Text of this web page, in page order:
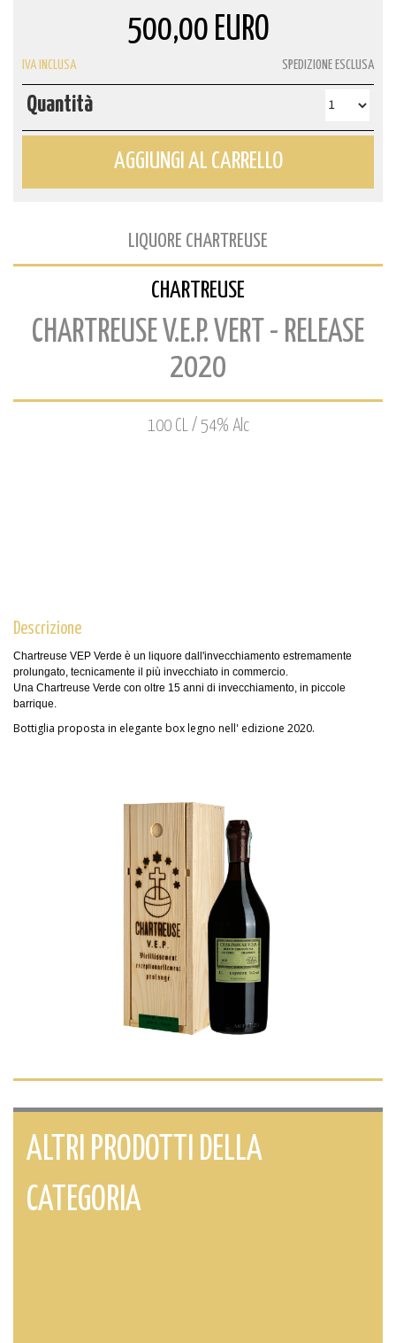
500,00 EURO
IVA INCLUSA SPEDIZIONE ESCLUSA
Quantità
AGGIUNGI AL CARRELLO
LIQUORE CHARTREUSE
CHARTREUSE
CHARTREUSE V.E.P. VERT - RELEASE
2020
100 CL / 54% Alc
Descrizione
Chartreuse VEP Verde è un liquore dall'invecchiamento estremamente
prolungato, tecnicamente il più invecchiato in commercio.
Una Chartreuse Verde con oltre 15 anni di invecchiamento, in piccole
barrique.
Bottiglia proposta in elegante box legno nell' edizione 2020.
ALTRI PRODOTTI DELLA
CATEGORIA